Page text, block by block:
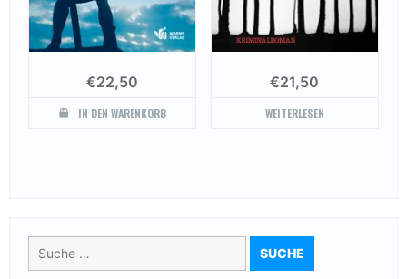
€22,50
IN DEN WARENKORB
€21,50
WEITERLESEN
Suche
nach: